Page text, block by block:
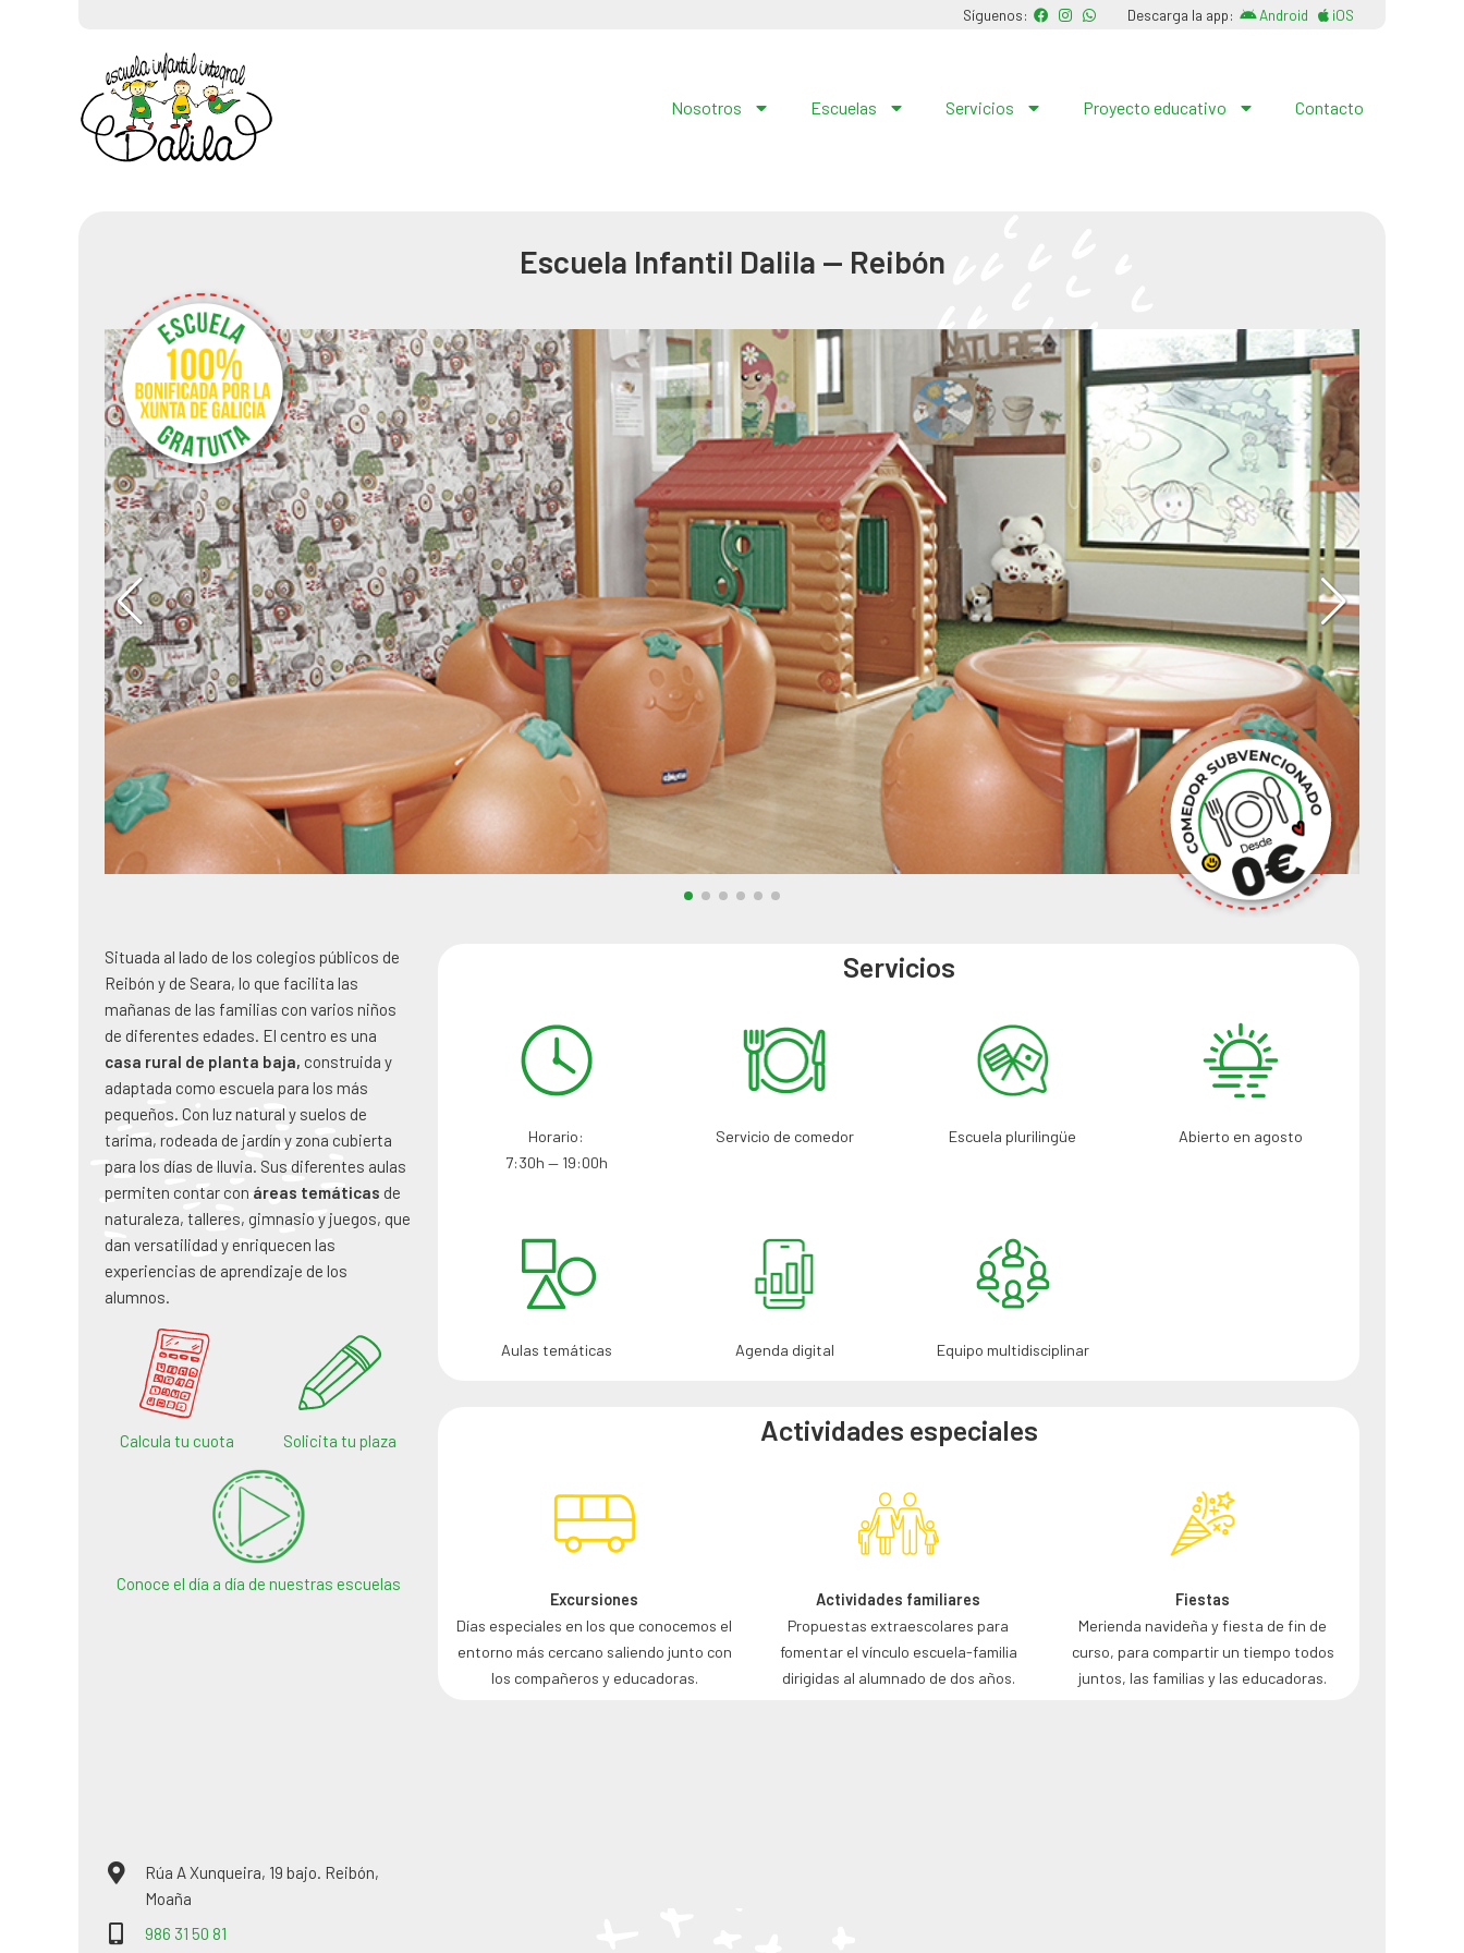
Síguenos: Descarga la app: Android iOS
Nosotros Escuelas Servicios Proyecto educativo Contacto
Escuela Infantil Dalila — Reibón
Situada al lado de los colegios públicos de
Reibón y de Seara, lo que facilita las
mañanas de las familias con varios niños
de diferentes edades. El centro es una
casa rural de planta baja, construida y
adaptada como escuela para los más
pequeños. Con luz natural y suelos de
tarima, rodeada de jardín y zona cubierta
para los días de lluvia. Sus diferentes aulas
permiten contar con áreas temáticas de
naturaleza, talleres, gimnasio y juegos, que
dan versatilidad y enriquecen las
experiencias de aprendizaje de los
alumnos.
Calcula tu cuota Solicita tu plaza
Conoce el día a día de nuestras escuelas
Servicios
Horario:
7:30h — 19:00h
Servicio de comedor Escuela plurilingüe Abierto en agosto
Aulas temáticas Agenda digital Equipo multidisciplinar
Actividades especiales
Excursiones
Días especiales en los que conocemos el
entorno más cercano saliendo junto con
los compañeros y educadoras.
Actividades familiares
Propuestas extraescolares para
fomentar el vínculo escuela-familia
dirigidas al alumnado de dos años.
Fiestas
Merienda navideña y fiesta de fin de
curso, para compartir un tiempo todos
juntos, las familias y las educadoras.
Rúa A Xunqueira, 19 bajo. Reibón,
Moaña
986 31 50 81